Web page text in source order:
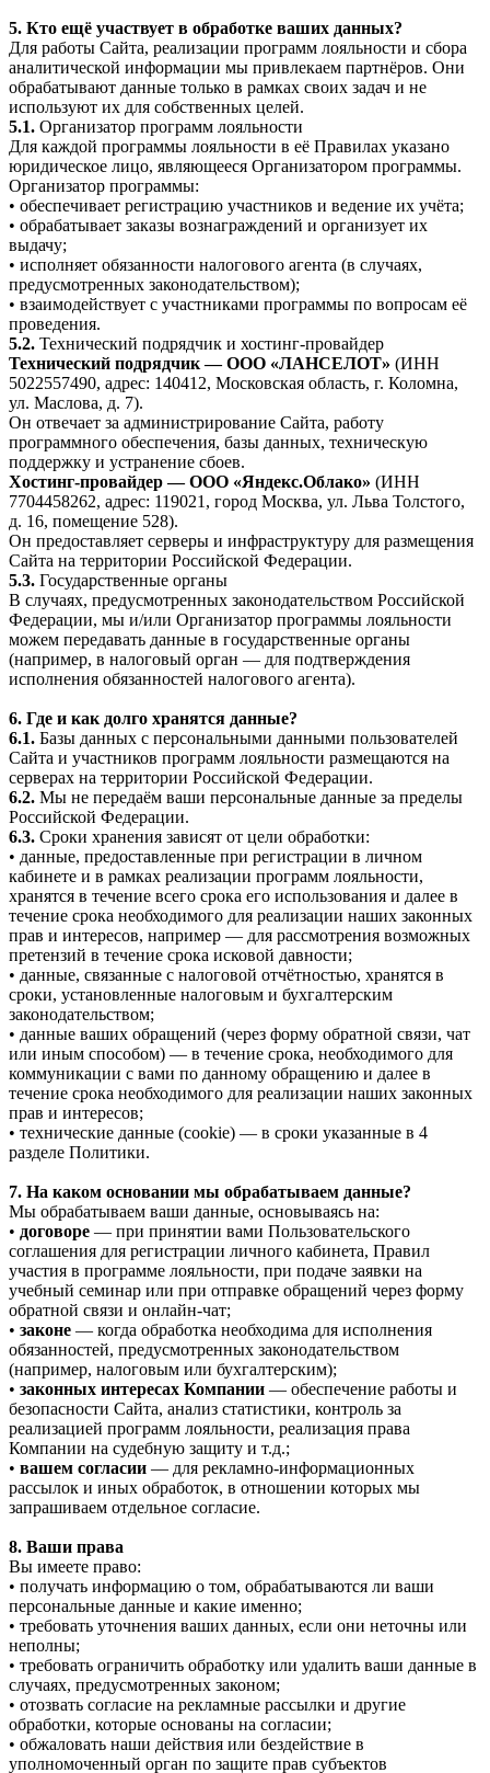
5. Кто ещё участвует в обработке ваших данных?
Для работы Сайта, реализации программ лояльности и сбора
аналитической информации мы привлекаем партнёров. Они
обрабатывают данные только в рамках своих задач и не
используют их для собственных целей.
5.1. Организатор программ лояльности
Для каждой программы лояльности в её Правилах указано
юридическое лицо, являющееся Организатором программы.
Организатор программы:
• обеспечивает регистрацию участников и ведение их учёта;
• обрабатывает заказы вознаграждений и организует их
выдачу;
• исполняет обязанности налогового агента (в случаях,
предусмотренных законодательством);
• взаимодействует с участниками программы по вопросам её
проведения.
5.2. Технический подрядчик и хостинг-провайдер
Технический подрядчик — ООО «ЛАНСЕЛОТ» (ИНН
5022557490, адрес: 140412, Московская область, г. Коломна,
ул. Маслова, д. 7).
Он отвечает за администрирование Сайта, работу
программного обеспечения, базы данных, техническую
поддержку и устранение сбоев.
Хостинг-провайдер — ООО «Яндекс.Облако» (ИНН
7704458262, адрес: 119021, город Москва, ул. Льва Толстого,
д. 16, помещение 528).
Он предоставляет серверы и инфраструктуру для размещения
Сайта на территории Российской Федерации.
5.3. Государственные органы
В случаях, предусмотренных законодательством Российской
Федерации, мы и/или Организатор программы лояльности
можем передавать данные в государственные органы
(например, в налоговый орган — для подтверждения
исполнения обязанностей налогового агента).
6. Где и как долго хранятся данные?
6.1. Базы данных с персональными данными пользователей
Сайта и участников программ лояльности размещаются на
серверах на территории Российской Федерации.
6.2. Мы не передаём ваши персональные данные за пределы
Российской Федерации.
6.3. Сроки хранения зависят от цели обработки:
• данные, предоставленные при регистрации в личном
кабинете и в рамках реализации программ лояльности,
хранятся в течение всего срока его использования и далее в
течение срока необходимого для реализации наших законных
прав и интересов, например — для рассмотрения возможных
претензий в течение срока исковой давности;
• данные, связанные с налоговой отчётностью, хранятся в
сроки, установленные налоговым и бухгалтерским
законодательством;
• данные ваших обращений (через форму обратной связи, чат
или иным способом) — в течение срока, необходимого для
коммуникации с вами по данному обращению и далее в
течение срока необходимого для реализации наших законных
прав и интересов;
• технические данные (cookie) — в сроки указанные в 4
разделе Политики.
7. На каком основании мы обрабатываем данные?
Мы обрабатываем ваши данные, основываясь на:
• договоре — при принятии вами Пользовательского
соглашения для регистрации личного кабинета, Правил
участия в программе лояльности, при подаче заявки на
учебный семинар или при отправке обращений через форму
обратной связи и онлайн-чат;
• законе — когда обработка необходима для исполнения
обязанностей, предусмотренных законодательством
(например, налоговым или бухгалтерским);
• законных интересах Компании — обеспечение работы и
безопасности Сайта, анализ статистики, контроль за
реализацией программ лояльности, реализация права
Компании на судебную защиту и т.д.;
• вашем согласии — для рекламно-информационных
рассылок и иных обработок, в отношении которых мы
запрашиваем отдельное согласие.
8. Ваши права
Вы имеете право:
• получать информацию о том, обрабатываются ли ваши
персональные данные и какие именно;
• требовать уточнения ваших данных, если они неточны или
неполны;
• требовать ограничить обработку или удалить ваши данные в
случаях, предусмотренных законом;
• отозвать согласие на рекламные рассылки и другие
обработки, которые основаны на согласии;
• обжаловать наши действия или бездействие в
уполномоченный орган по защите прав субъектов